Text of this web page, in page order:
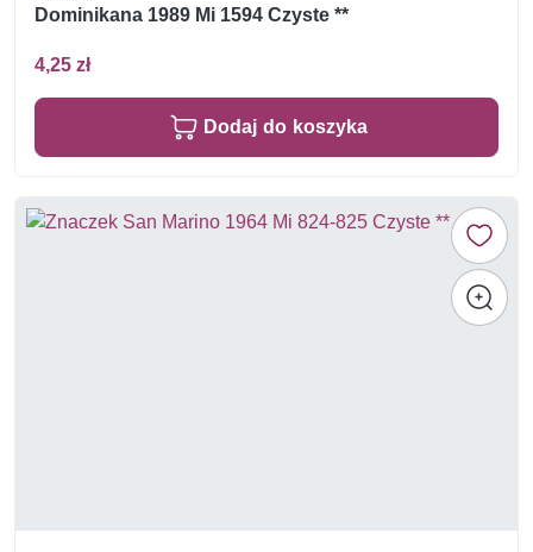
Dominikana 1989 Mi 1594 Czyste **
4,25 zł
Dodaj do koszyka